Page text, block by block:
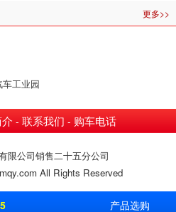
更多>>
工业园
- 联系我们 - 购车电话
限公司销售二十五分公司
All Rights Reserved
产品选购